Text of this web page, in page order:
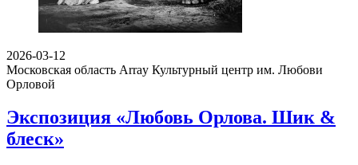
2026-03-12
Московская область Array Культурный центр им. Любови
Орловой
Экспозиция «Любовь Орлова. Шик &
блеск»